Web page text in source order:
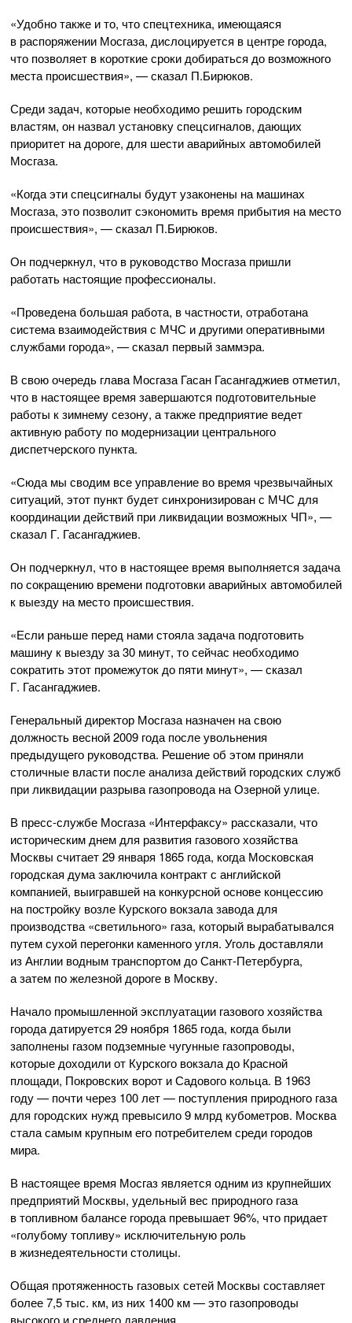
«Удобно также и то, что спецтехника, имеющаяся
в распоряжении Мосгаза, дислоцируется в центре города,
что позволяет в короткие сроки добираться до возможного
места происшествия», — сказал П.Бирюков.
Среди задач, которые необходимо решить городским
властям, он назвал установку спецсигналов, дающих
приоритет на дороге, для шести аварийных автомобилей
Мосгаза.
«Когда эти спецсигналы будут узаконены на машинах
Мосгаза, это позволит сэкономить время прибытия на место
происшествия», — сказал П.Бирюков.
Он подчеркнул, что в руководство Мосгаза пришли
работать настоящие профессионалы.
«Проведена большая работа, в частности, отработана
система взаимодействия с МЧС и другими оперативными
службами города», — сказал первый заммэра.
В свою очередь глава Мосгаза Гасан Гасангаджиев отметил,
что в настоящее время завершаются подготовительные
работы к зимнему сезону, а также предприятие ведет
активную работу по модернизации центрального
диспетчерского пункта.
«Сюда мы сводим все управление во время чрезвычайных
ситуаций, этот пункт будет синхронизирован с МЧС для
координации действий при ликвидации возможных ЧП», —
сказал Г. Гасангаджиев.
Он подчеркнул, что в настоящее время выполняется задача
по сокращению времени подготовки аварийных автомобилей
к выезду на место происшествия.
«Если раньше перед нами стояла задача подготовить
машину к выезду за 30 минут, то сейчас необходимо
сократить этот промежуток до пяти минут», — сказал
Г. Гасангаджиев.
Генеральный директор Мосгаза назначен на свою
должность весной 2009 года после увольнения
предыдущего руководства. Решение об этом приняли
столичные власти после анализа действий городских служб
при ликвидации разрыва газопровода на Озерной улице.
В пресс-службе Мосгаза «Интерфаксу» рассказали, что
историческим днем для развития газового хозяйства
Москвы считает 29 января 1865 года, когда Московская
городская дума заключила контракт с английской
компанией, выигравшей на конкурсной основе концессию
на постройку возле Курского вокзала завода для
производства «светильного» газа, который вырабатывался
путем сухой перегонки каменного угля. Уголь доставляли
из Англии водным транспортом доСанкт-Петербурга,
а затем по железной дороге в Москву.
Начало промышленной эксплуатации газового хозяйства
города датируется 29 ноября 1865 года, когда были
заполнены газом подземные чугунные газопроводы,
которые доходили от Курского вокзала до Красной
площади, Покровских ворот и Садового кольца. В 1963
году — почти через 100 лет — поступления природного газа
для городских нужд превысило 9 млрд кубометров. Москва
стала самым крупным его потребителем среди городов
мира.
В настоящее время Мосгаз является одним из крупнейших
предприятий Москвы, удельный вес природного газа
в топливном балансе города превышает 96%, что придает
«голубому топливу» исключительную роль
в жизнедеятельности столицы.
Общая протяженность газовых сетей Москвы составляет
более 7,5 тыс. км, из них 1400 км — это газопроводы
высокого и среднего давления.